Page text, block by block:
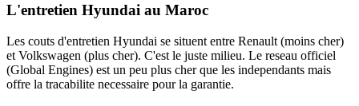
L'entretien Hyundai au Maroc
Les couts d'entretien Hyundai se situent entre Renault (moins cher)
et Volkswagen (plus cher). C'est le juste milieu. Le reseau officiel
(Global Engines) est un peu plus cher que les independants mais
offre la tracabilite necessaire pour la garantie.